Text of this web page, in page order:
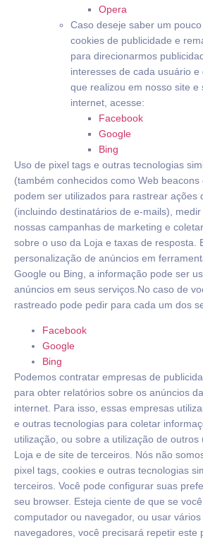
Opera
Caso deseje saber um
cookies de publicidade e
para direcionarmos
interesses de cada usuário
que realizou em nosso site e
internet, acesse:
Facebook
Google
Bing
Uso de pixel tags e outras tecnologias
(também conhecidos como Web beacons
podem ser utilizados para rastrear ações
(incluindo destinatários de e-mails),
nossas campanhas de marketing e
sobre o uso da Loja e taxas de resposta.
personalização de anúncios em
Google ou Bing, a informação pode ser
anúncios em seus serviços.No caso de
rastreado pode pedir para cada um dos
Facebook
Google
Bing
Podemos contratar empresas de
para obter relatórios sobre os anúncios
internet. Para isso, essas empresas
e outras tecnologias para coletar
utilização, ou sobre a utilização de outros
Loja e de site de terceiros. Nós não
pixel tags, cookies e outras tecnologias
terceiros. Você pode configurar suas
seu browser. Esteja ciente de que se
computador ou navegador, ou usar
navegadores, você precisará repetir este